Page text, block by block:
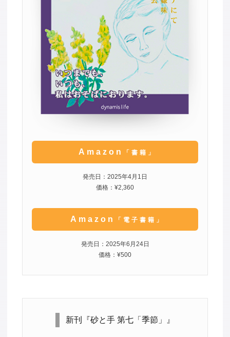
Amazon 「書籍」
発売日：2025年4月1日
価格：¥2,360
Amazon 「電子書籍」
発売日：2025年6月24日
価格：¥500
新刊『砂と手 第七「季節」』